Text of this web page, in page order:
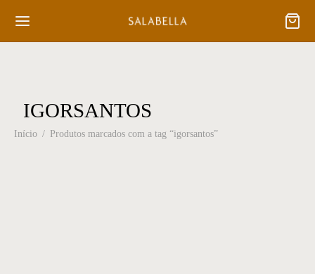
IGORSANTOS
Início / Produtos marcados com a tag “igorsantos”